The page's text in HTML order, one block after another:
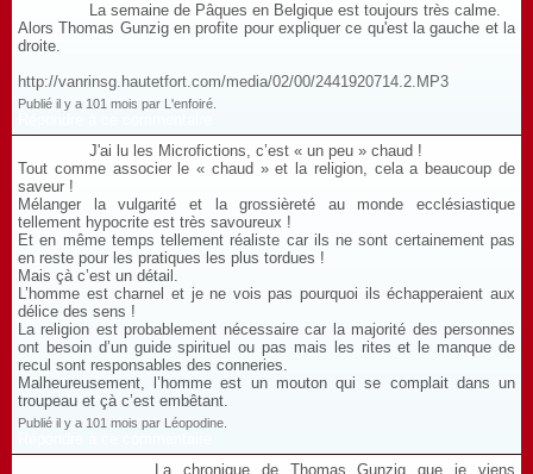
La semaine de Pâques en Belgique est toujours très calme.
Alors Thomas Gunzig en profite pour expliquer ce qu'est la gauche et la
droite.
http://vanrinsg.hautetfort.com/media/02/00/2441920714.2.MP3
Publié il y a 101 mois par L'enfoiré.
J'ai lu les Microfictions, c’est « un peu » chaud !
Tout comme associer le « chaud » et la religion, cela a beaucoup de
saveur !
Mélanger la vulgarité et la grossièreté au monde ecclésiastique
tellement hypocrite est très savoureux !
Et en même temps tellement réaliste car ils ne sont certainement pas
en reste pour les pratiques les plus tordues !
Mais çà c’est un détail.
L’homme est charnel et je ne vois pas pourquoi ils échapperaient aux
délice des sens !
La religion est probablement nécessaire car la majorité des personnes
ont besoin d’un guide spirituel ou pas mais les rites et le manque de
recul sont responsables des conneries.
Malheureusement, l’homme est un mouton qui se complait dans un
troupeau et çà c’est embêtant.
Publié il y a 101 mois par Léopodine.
La chronique de Thomas Gunzig que je viens